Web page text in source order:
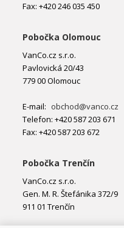
Fax: +420 246 035 450
Pobočka Olomouc
VanCo.cz s.r.o.
Pavlovická 20/43
779 00 Olomouc
E-mail: obchod@vanco.cz
Telefon: +420 587 203 671
Fax: +420 587 203 672
Pobočka Trenčín
VanCo.cz s.r.o.
Gen. M. R. Štefánika 372/9
911 01 Trenčín